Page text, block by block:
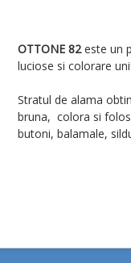
OTTONE 82este un
luciose si colorare
Stratul de alama
bruna, colora si
butoni, balamale,